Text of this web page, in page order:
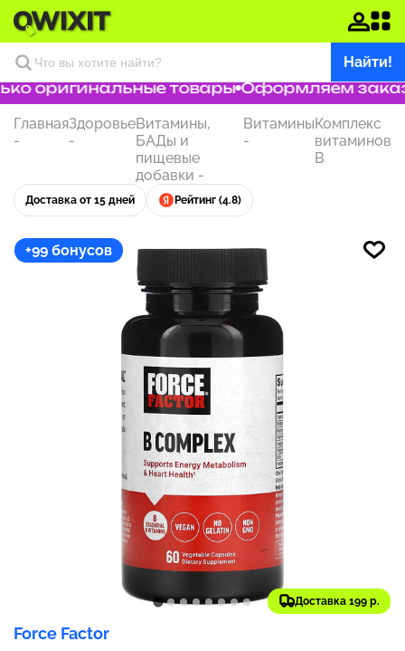
Найти!
оригинальные товары Оформляем заказ
Главная
-
Здоровье
-
Витамины,
БАДы и
пищевые
добавки -
Витамины
-
Комплекс
витаминов
B
Доставка от 15 дней Рейтинг (4.8)
+99 бонусов
Доставка 199 р.
Force Factor